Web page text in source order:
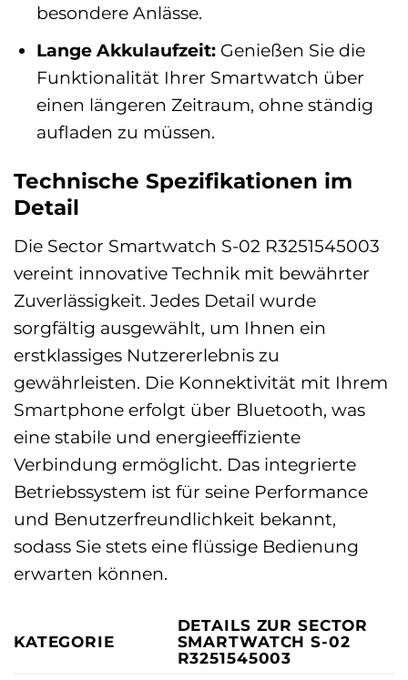
besondere Anlässe.
Lange Akkulaufzeit:Genießen Sie die
Funktionalität Ihrer Smartwatch über
einen längeren Zeitraum, ohne ständig
aufladen zu müssen.
Technische Spezifikationen im
Detail
Die Sector Smartwatch S-02 R3251545003
vereint innovative Technik mit bewährter
Zuverlässigkeit. Jedes Detail wurde
sorgfältig ausgewählt, um Ihnen ein
erstklassiges Nutzererlebnis zu
gewährleisten. Die Konnektivität mit Ihrem
Smartphone erfolgt über Bluetooth, was
eine stabile und energieeffiziente
Verbindung ermöglicht. Das integrierte
Betriebssystem ist für seine Performance
und Benutzerfreundlichkeit bekannt,
sodass Sie stets eine flüssige Bedienung
erwarten können.
KATEGORIE
DETAILS ZUR SECTOR
SMARTWATCH S-02
R3251545003